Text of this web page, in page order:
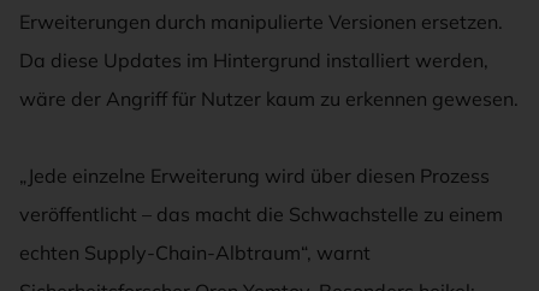
Erweiterungen durch manipulierte Versionen ersetzen.
Da diese Updates im Hintergrund installiert werden,
wäre der Angriff für Nutzer kaum zu erkennen gewesen.
„Jede einzelne Erweiterung wird über diesen Prozess
veröffentlicht – das macht die Schwachstelle zu einem
echten Supply-Chain-Albtraum“, warnt